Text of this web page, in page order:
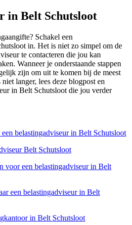
in Belt Schutsloot
Schakel een
in. Het is niet zo simpel om de
te contacteren die jou kan
Wanneer je onderstaande stappen
zijn om uit te komen bij de meest
langer, lees deze blogpost en
in Belt Schutsloot die jou verder
belastingadviseur in Belt Schutsloot
Belt Schutsloot
voor een belastingadviseur in Belt
een belastingadviseur in Belt
in Belt Schutsloot